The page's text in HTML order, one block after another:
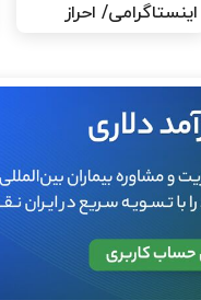
اینستاگرامی/ احراز